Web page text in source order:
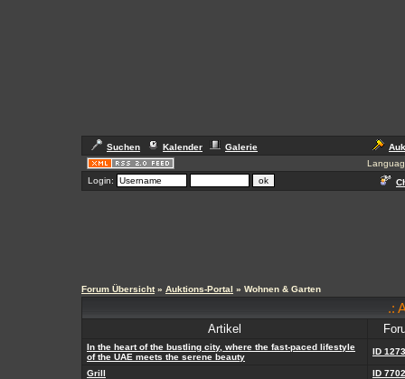
Suchen Kalender Galerie
Login:
Forum Übersicht» Auktions-Portal » Wohnen & Garten
.:
Artikel
In the heart of the bustling city, where the fast-paced lifestyle
of the UAE meets the serene beauty
ID
Grill
ID 7702